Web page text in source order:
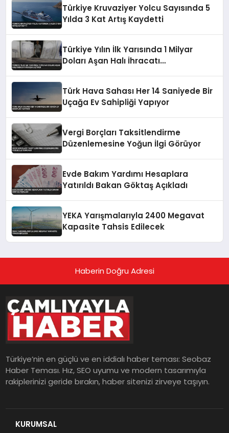
Türkiye Kruvaziyer Yolcu Sayısında 5
Yılda 3 Kat Artış Kaydetti
Türkiye Yılın İlk Yarısında 1 Milyar
Doları Aşan Halı İhracatı
Türk Hava Sahası Her 14 Saniyede Bir
Uçağa Ev Sahipliği Yapıyor
Vergi Borçları Taksitlendirme
Düzenlemesine Yoğun İlgi Görüyor
Evde Bakım Yardımı Hesaplara
Yatırıldı Bakan Göktaş Açıkladı
YEKA Yarışmalarıyla 2400 Megavat
Kapasite Tahsis Edilecek
Haberin Doğru Adresi
Türkiye’nin en güçlü ve en iddialı haber teması: Seobaz
Haber Teması. Hız, SEO uyumu ve modern tasarımıyla
rakiplerinizi geride bırakın, haber sitenizi zirveye taşıyın.
KURUMSAL